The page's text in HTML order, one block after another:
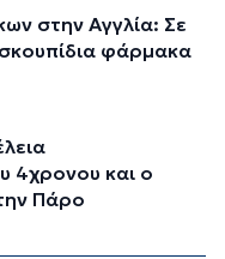
στην Αγγλία: Σε
φάρμακα
4χρονου και ο
Πάρο